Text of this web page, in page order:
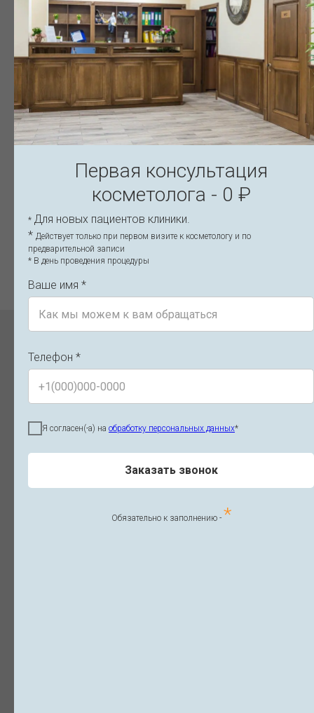
Первая консультация
косметолога - 0 ₽
* Для новых пациентов клиники.
* Действует только при первом визите к косметологу и по
предварительной записи
* В день проведения процедуры
Ваше имя *
Телефон *
Я согласен(-а) на обработку персональных данных*
Заказать звонок
Обязательно к заполнению - *
+7 (950) 12x-xx-xx
⭐️⭐️⭐️⭐️⭐️
Врач посоветовала neogen для
реабилитации после установки нитей
Груздева, я согласилась, и не
отеки и синячки сразу ушли, а процесс
восстановления заметно стал быстрее.
Я довольна, продолжаю курс
реабилитации, уже третья процедура, я
вижу, как улучшается качество кожи.
+7 (912) 95x-
⭐️⭐️⭐️⭐️⭐️
Обалденный
первой процедуры!
кожа стала светлее
Цены на азотно-плазменную
терапиюNeoGen
Цены